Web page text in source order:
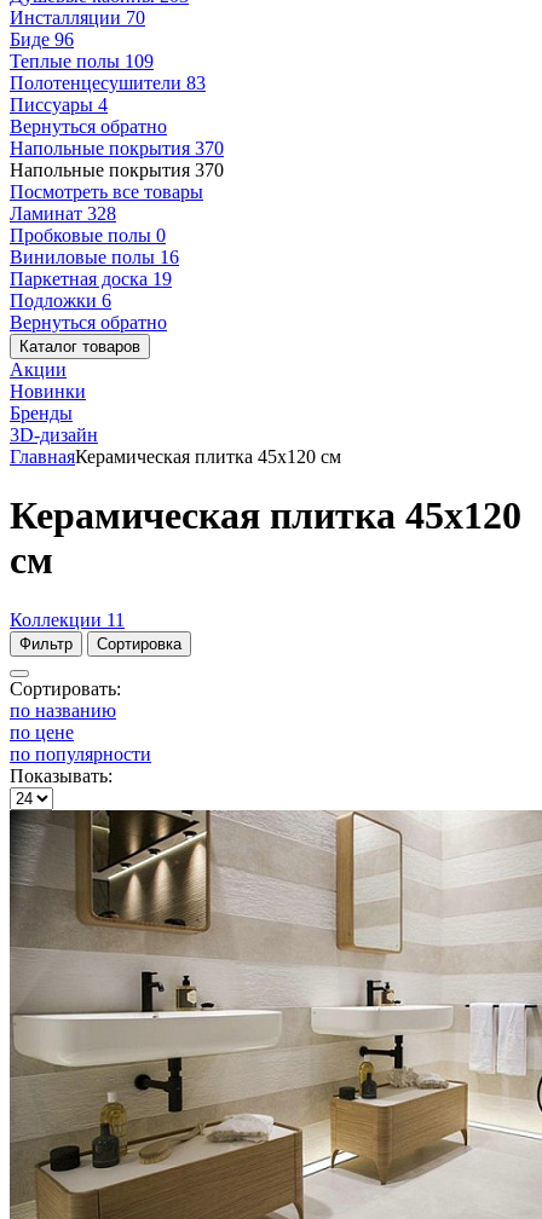
Инсталляции 70
Биде 96
Теплые полы 109
Полотенцесушители 83
Писсуары 4
Вернуться обратно
Напольные покрытия 370
Напольные покрытия 370
Посмотреть все товары
Ламинат 328
Пробковые полы 0
Виниловые полы 16
Паркетная доска 19
Подложки 6
Вернуться обратно
Каталог товаров
Акции
Новинки
Бренды
3D-дизайн
ГлавнаяКерамическая плитка 45x120 см
Керамическая плитка 45x120
см
Коллекции 11
Фильтр Сортировка
Сортировать:
по названию
по цене
по популярности
Показывать: